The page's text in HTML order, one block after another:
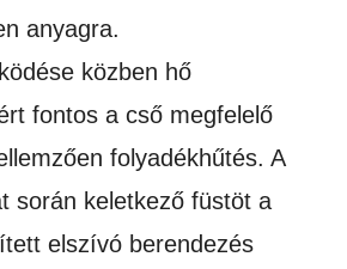
anyagra.
közben hő
fontos a cső megfelelő
folyadékhűtés. A
során keletkező füstöt a
elszívó berendezés